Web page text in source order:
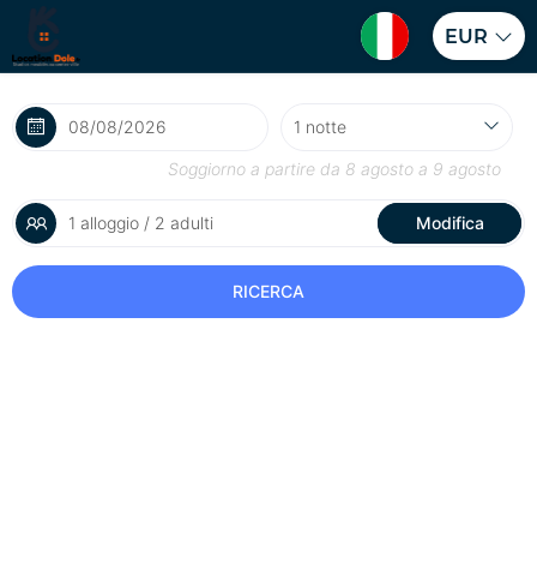
EUR
Soggiorno a partire da 8 agosto a 9 agosto
1 alloggio / 2 adulti Modifica